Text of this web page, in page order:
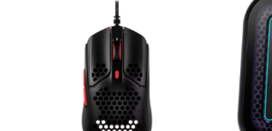
TTC 1.700,000.
TTC 1.595,000.